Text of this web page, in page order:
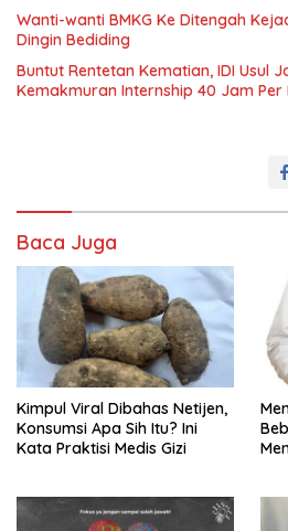
Wanti-wanti BMKG Ke Ditengah
Dingin Bediding
Buntut Rentetan Kematian, IDI Usul
Kemakmuran Internship 40 Jam Per
Baca Juga
Kimpul Viral Dibahas Netijen,
Konsumsi Apa Sih Itu? Ini
Kata Praktisi Medis Gizi